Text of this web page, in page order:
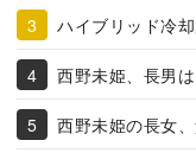
ハイブリッド冷
西野未姫、長男
西野未姫の長女